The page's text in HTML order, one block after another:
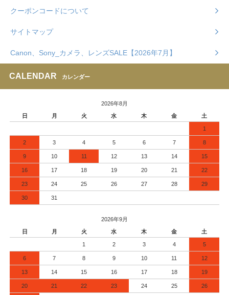
クーポンコードについて
サイトマップ
Canon、Sony_カメラ、レンズSALE【2026年7月】
CALENDAR カレンダー
2026年8月
日
月 火 水 木 金 土
1
2 3 4 5 6 7 8
9 10 11 12 13 14 15
16 17 18 19 20 21 22
23 24 25 26 27 28 29
30 31
2026年9月
日
月 火 水 木 金 土
1 2 3 4 5
6 7 8 9 10 11 12
13 14 15 16 17 18 19
20 21 22 23 24 25 26